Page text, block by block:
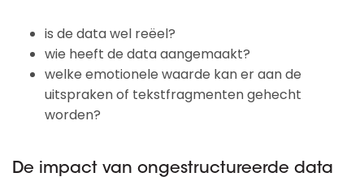
is de data wel reëel?
wie heeft de data aangemaakt?
welke emotionele waarde kan er aan de
uitspraken of tekstfragmenten gehecht
worden?
De impact van ongestructureerde data